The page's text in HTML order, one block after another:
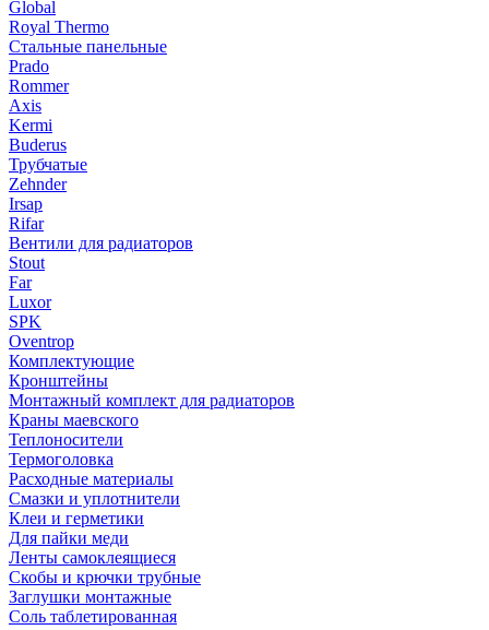
Global
Royal Thermo
Стальные панельные
Prado
Rommer
Axis
Kermi
Buderus
Трубчатые
Zehnder
Irsap
Rifar
Вентили для радиаторов
Stout
Far
Luxor
SPK
Oventrop
Комплектующие
Кронштейны
Монтажный комплект для радиаторов
Краны маевского
Теплоносители
Термоголовка
Расходные материалы
Смазки и уплотнители
Клеи и герметики
Для пайки меди
Ленты самоклеящиеся
Скобы и крючки трубные
Заглушки монтажные
Соль таблетированная